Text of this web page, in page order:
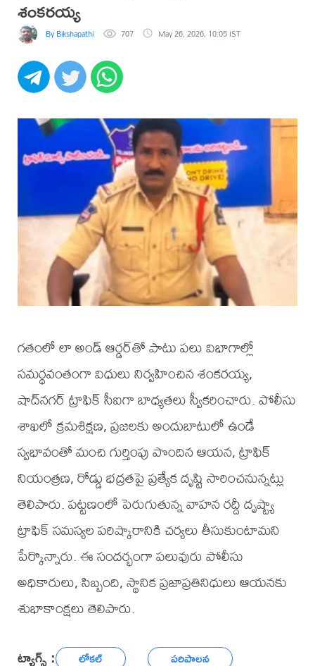
శంకరయ్య
By Bikshapathi 707 May 26, 2026, 10:05 IST
గతంలో లా అండ్ ఆర్డర్‌తో పాటు పలు విభాగాల్లో
సమర్థవంతంగా విధులు నిర్వహించిన శంకరయ్య,
షాద్‌నగర్ ట్రాఫిక్ సీఐగా బాధ్యతలు స్వీకరించారు. పోలీసు
శాఖలో క్రమశిక్షణ, ప్రజలకు అందుబాటులో ఉండే
స్వభావంతో మంచి గుర్తింపు పొందిన ఆయన, ట్రాఫిక్
నియంత్రణ, రోడ్డు భద్రతపై ప్రత్యేక దృష్టి సారించనున్నట్లు
తెలిపారు. పట్టణంలో పెరుగుతున్న వాహన రద్దీ దృష్ట్యా
ట్రాఫిక్ సమస్యల పరిష్కారానికి చర్యలు తీసుకుంటామని
పేర్కొన్నారు. ఈ సందర్భంగా పలువురు పోలీసు
అధికారులు, సిబ్బంది, స్థానిక ప్రజాప్రతినిధులు ఆయనకు
శుభాకాంక్షలు తెలిపారు.
ట్యాగ్స్ : లోకల్ పరిపాలన